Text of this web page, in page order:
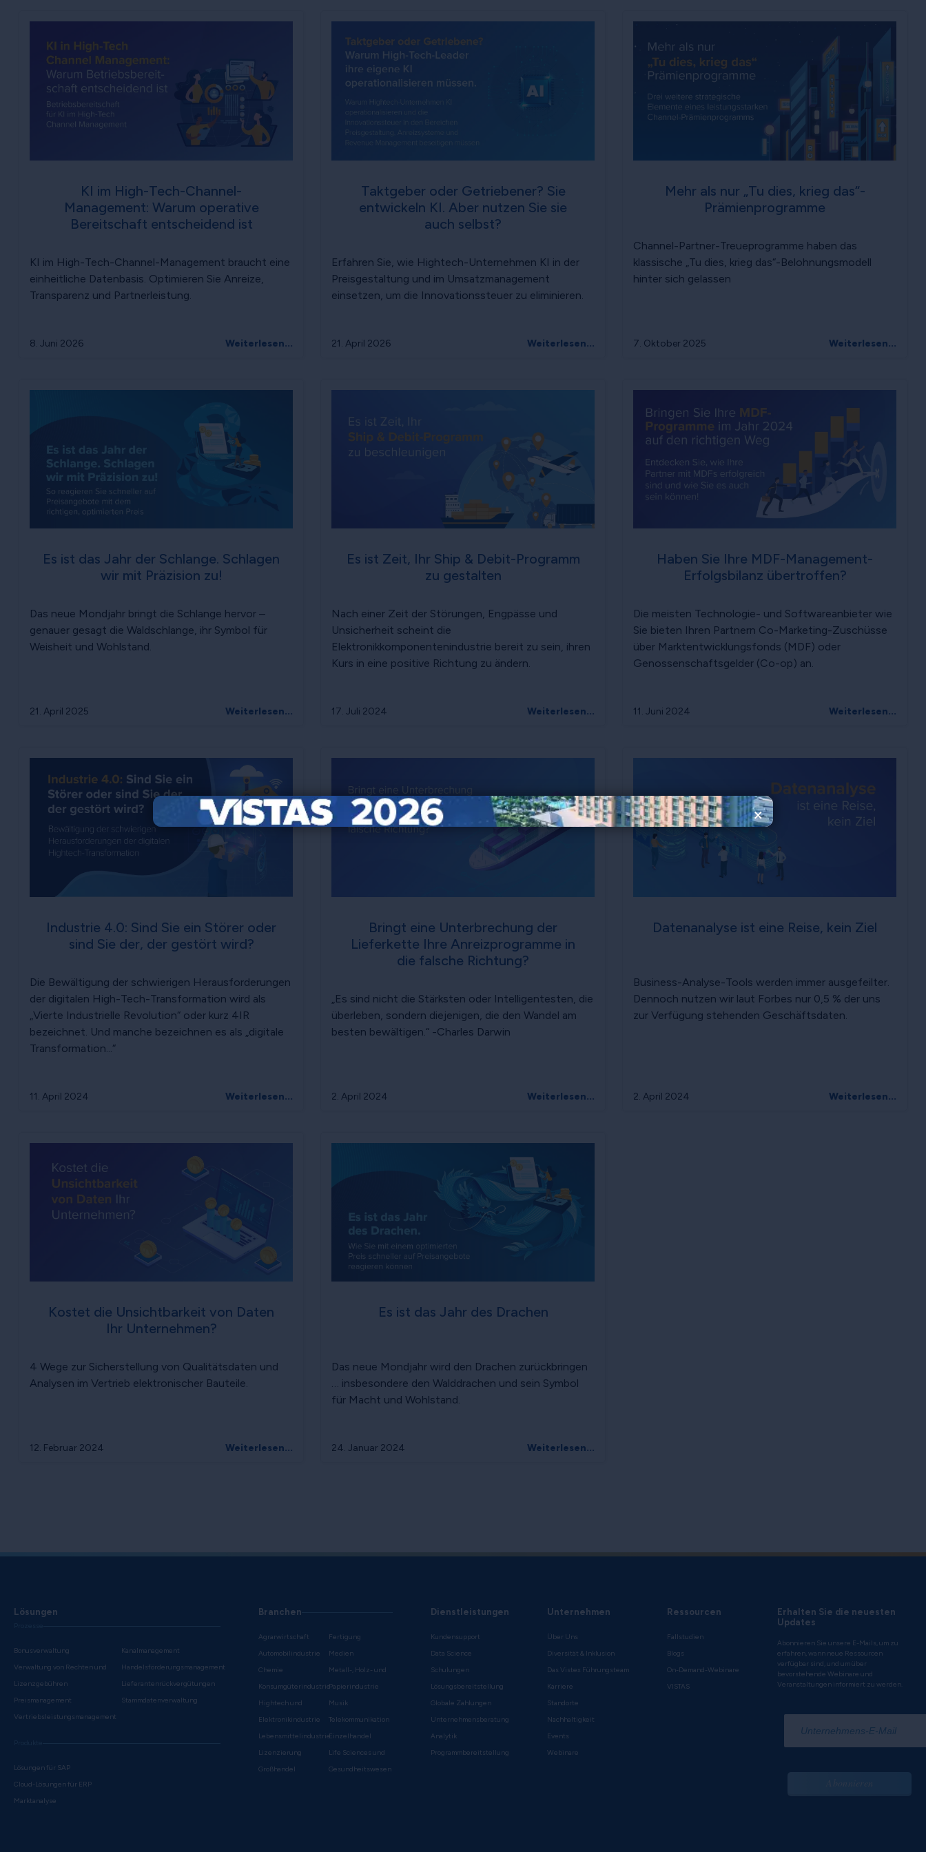
×
KI im High-Tech-Channel-
Management: Warum operative
Bereitschaft entscheidend ist
KI im High-Tech-Channel-Management braucht eine
einheitliche Datenbasis. Optimieren Sie Anreize,
Transparenz und Partnerleistung.
8. Juni 2026 Weiterlesen...
Taktgeber oder Getriebener? Sie
entwickeln KI. Aber nutzen Sie sie
auch selbst?
Erfahren Sie, wie Hightech-Unternehmen KI in der
Preisgestaltung und im Umsatzmanagement
einsetzen, um die Innovationssteuer zu eliminieren.
21. April 2026 Weiterlesen...
Mehr als nur „Tu dies, krieg das“-
Prämienprogramme
Channel-Partner-Treueprogramme haben das
klassische „Tu dies, krieg das“-Belohnungsmodell
hinter sich gelassen
7. Oktober 2025 Weiterlesen...
Es ist das Jahr der Schlange. Schlagen
wir mit Präzision zu!
Das neue Mondjahr bringt die Schlange hervor –
genauer gesagt die Waldschlange, ihr Symbol für
Weisheit und Wohlstand.
21. April 2025 Weiterlesen...
Es ist Zeit, Ihr Ship & Debit-Programm
zu gestalten
Nach einer Zeit der Störungen, Engpässe und
Unsicherheit scheint die
Elektronikkomponentenindustrie bereit zu sein, ihren
Kurs in eine positive Richtung zu ändern.
17. Juli 2024 Weiterlesen...
Haben Sie Ihre MDF-Management-
Erfolgsbilanz übertroffen?
Die meisten Technologie- und Softwareanbieter wie
Sie bieten Ihren Partnern Co-Marketing-Zuschüsse
über Marktentwicklungsfonds (MDF) oder
Genossenschaftsgelder (Co-op) an.
11. Juni 2024 Weiterlesen...
Industrie 4.0: Sind Sie ein Störer oder
sind Sie der, der gestört wird?
Die Bewältigung der schwierigen Herausforderungen
der digitalen High-Tech-Transformation wird als
„Vierte Industrielle Revolution“ oder kurz 4IR
bezeichnet. Und manche bezeichnen es als „digitale
Transformation...“
11. April 2024 Weiterlesen...
Bringt eine Unterbrechung der
Lieferkette Ihre Anreizprogramme in
die falsche Richtung?
„Es sind nicht die Stärksten oder Intelligentesten, die
überleben, sondern diejenigen, die den Wandel am
besten bewältigen.“ -Charles Darwin
2. April 2024 Weiterlesen...
Datenanalyse ist eine Reise, kein Ziel
Business-Analyse-Tools werden immer ausgefeilter.
Dennoch nutzen wir laut Forbes nur 0,5 % der uns
zur Verfügung stehenden Geschäftsdaten.
2. April 2024 Weiterlesen...
Kostet die Unsichtbarkeit von Daten
Ihr Unternehmen?
4 Wege zur Sicherstellung von Qualitätsdaten und
Analysen im Vertrieb elektronischer Bauteile.
12. Februar 2024 Weiterlesen...
Es ist das Jahr des Drachen
Das neue Mondjahr wird den Drachen zurückbringen
… insbesondere den Walddrachen und sein Symbol
für Macht und Wohlstand.
24. Januar 2024 Weiterlesen...
Lösungen
Bonusverwaltung
Verwaltung von Rechten und
Lizenzgebühren
Preismanagement
Vertriebsleistungsmanagement
Kanalmanagement
Handelsförderungsmanagement
Lieferantenrückvergütungen
Stammdatenverwaltung
Lösungen für SAP
Cloud-Lösungen für ERP
Marktanalyse
Branchen
Agrarwirtschaft
Automobilindustrie
Chemie
Konsumgüterindustrie
Hightech und
Elektronikindustrie
Lebensmittelindustrie
Lizenzierung
Großhandel
Fertigung
Medien
Metall-, Holz- und
Papierindustrie
Musik
Telekommunikation
Einzelhandel
Life Sciences und
Gesundheitswesen
Dienstleistungen
Kundensupport
Data Science
Schulungen
Lösungsbereitstellung
Globale Zahlungen
Unternehmensberatung
Analytik
Programmbereitstellung
Unternehmen
Über Uns
Diversität & Inklusion
Das Vistex Führungsteam
Karriere
Standorte
Nachhaltigkeit
Events
Webinare
Ressourcen
Fallstudien
Blogs
On-Demand-Webinare
VISTAS
Erhalten Sie die neuesten
Updates
Abonnieren Sie unsere E-Mails, um zu
erfahren, wann neue Ressourcen
verfügbar sind, und um über
bevorstehende Webinare und
Veranstaltungen informiert zu werden.
Abonnieren